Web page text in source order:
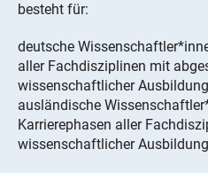
besteht für:
deutsche
aller Fachdisziplinen mit
wissenschaftlicher
ausländische
Karrierephasen aller
wissenschaftlicher